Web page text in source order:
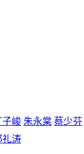
子峻 朱永棠 蔡少芬
礼涛